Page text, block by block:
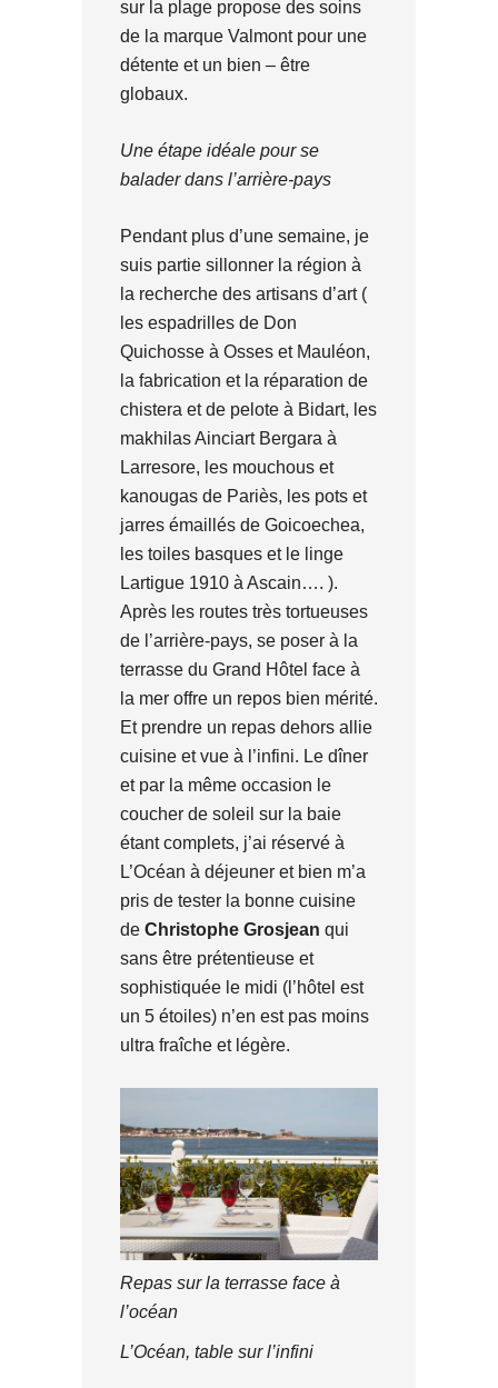
sur la plage propose des soins
de la marque Valmont pour une
détente et un bien – être
globaux.
Une étape idéale pour se
balader dans l’arrière-pays
Pendant plus d’une semaine, je
suis partie sillonner la région à
la recherche des artisans d’art (
les espadrilles de Don
Quichosse à Osses et Mauléon,
la fabrication et la réparation de
chistera et de pelote à Bidart, les
makhilas Ainciart Bergara à
Larresore, les mouchous et
kanougas de Pariès, les pots et
jarres émaillés de Goicoechea,
les toiles basques et le linge
Lartigue 1910 à Ascain…. ).
Après les routes très tortueuses
de l’arrière-pays, se poser à la
terrasse du Grand Hôtel face à
la mer offre un repos bien mérité.
Et prendre un repas dehors allie
cuisine et vue à l’infini. Le dîner
et par la même occasion le
coucher de soleil sur la baie
étant complets, j’ai réservé à
L’Océan à déjeuner et bien m’a
pris de tester la bonne cuisine
de Christophe Grosjean qui
sans être prétentieuse et
sophistiquée le midi (l’hôtel est
un 5 étoiles) n’en est pas moins
ultra fraîche et légère.
Repas sur la terrasse face à
l’océan
L’Océan, table sur l’infini